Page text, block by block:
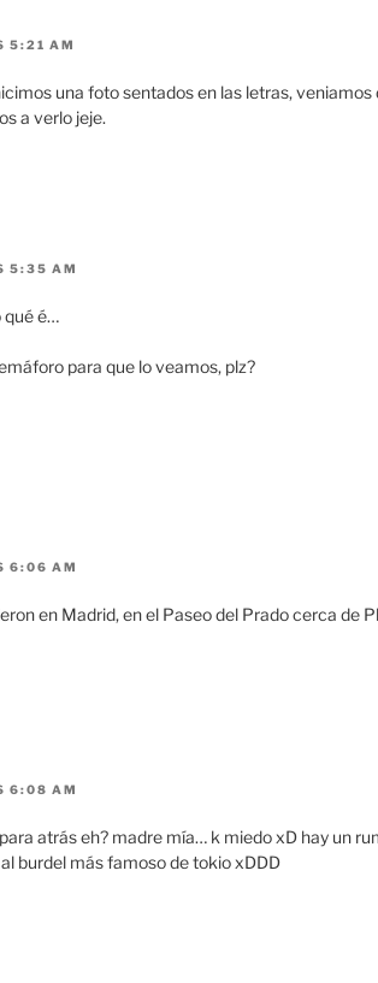
5:21 AM
una foto sentados en las letras,
a verlo jeje.
5:35 AM
qué é…
para que lo veamos, plz?
6:06 AM
en Madrid, en el Paseo del Prado cerca de
6:08 AM
atrás eh? madre mía… k miedo xD hay un
burdel más famoso de tokio xDDD